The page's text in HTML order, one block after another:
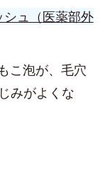
ュ（医薬部外
こ泡が、毛穴
みがよくな